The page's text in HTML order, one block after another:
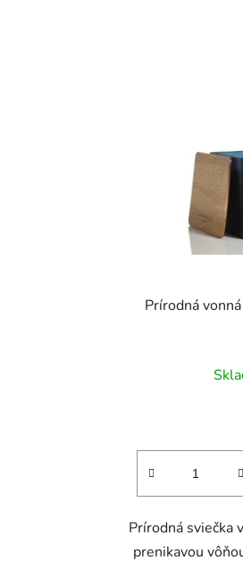
Prírodná
Prírodná sviečka
prenikavou